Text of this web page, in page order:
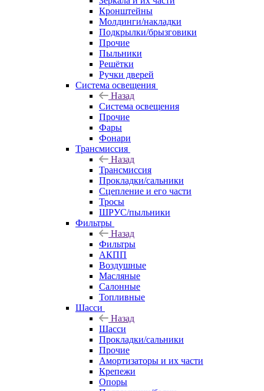
Кронштейны
Молдинги/накладки
Подкрылки/брызговики
Прочие
Пыльники
Решётки
Ручки дверей
Система освещения
Назад
Система освещения
Прочие
Фары
Фонари
Трансмиссия
Назад
Трансмиссия
Прокладки/сальники
Сцепление и его части
Тросы
ШРУС/пыльники
Фильтры
Назад
Фильтры
АКПП
Воздушные
Масляные
Салонные
Топливные
Шасси
Назад
Шасси
Прокладки/сальники
Прочие
Амортизаторы и их части
Крепежи
Опоры